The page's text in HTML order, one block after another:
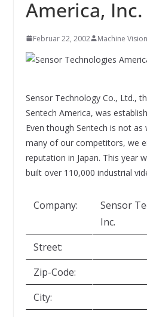
SYSTEMS WIRD
positioning of
America, Inc.
Februar 22, 2002 Machine Vision
Sensor Technology Co., Ltd.,
Sentech America, was
Even though Sentech is not as
many of our competitors, we
reputation in Japan. This year
built over 110,000 industrial
Company:
Sensor
Inc.
Street:
Zip-Code:
City: